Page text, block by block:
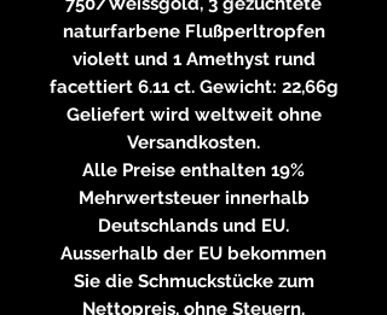
naturfarbene Flußperltropfen
violett und 1 Amethyst rund
facettiert 6.11 ct. Gewicht: 22,66g
Geliefert wird weltweit ohne
Versandkosten.
Alle Preise enthalten 19%
Mehrwertsteuer innerhalb
Deutschlands und EU.
Ausserhalb der EU bekommen
Sie die Schmuckstücke zum
Nettopreis, ohne Steuern.